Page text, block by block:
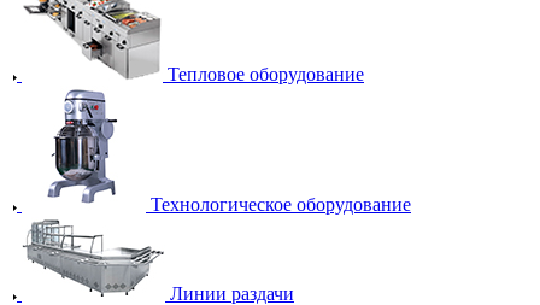
Тепловое оборудование
Технологическое оборудование
Линии раздачи